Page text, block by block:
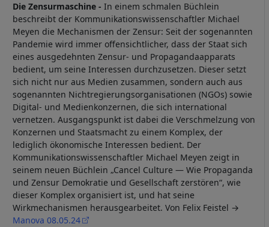
Die Zensurmaschine - In einem schmalen Büchlein
beschreibt der Kommunikationswissenschaftler Michael
Meyen die Mechanismen der Zensur: Seit der sogenannten
Pandemie wird immer offensichtlicher, dass der Staat sich
eines ausgedehnten Zensur- und Propagandaapparats
bedient, um seine Interessen durchzusetzen. Dieser setzt
sich nicht nur aus Medien zusammen, sondern auch aus
sogenannten Nichtregierungsorganisationen (NGOs) sowie
Digital- und Medienkonzernen, die sich international
vernetzen. Ausgangspunkt ist dabei die Verschmelzung von
Konzernen und Staatsmacht zu einem Komplex, der
lediglich ökonomische Interessen bedient. Der
Kommunikationswissenschaftler Michael Meyen zeigt in
seinem neuen Büchlein „Cancel Culture — Wie Propaganda
und Zensur Demokratie und Gesellschaft zerstören“, wie
dieser Komplex organisiert ist, und hat seine
Wirkmechanismen herausgearbeitet. Von Felix Feistel →
Manova 08.05.24